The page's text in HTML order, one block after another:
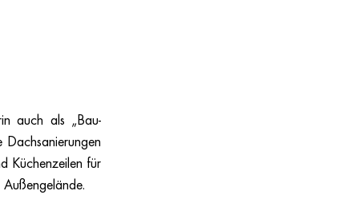
auch als „Bau-
Küchenzeilen für